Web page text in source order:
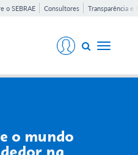
o SEBRAE Consultores Transparência e
Toggle